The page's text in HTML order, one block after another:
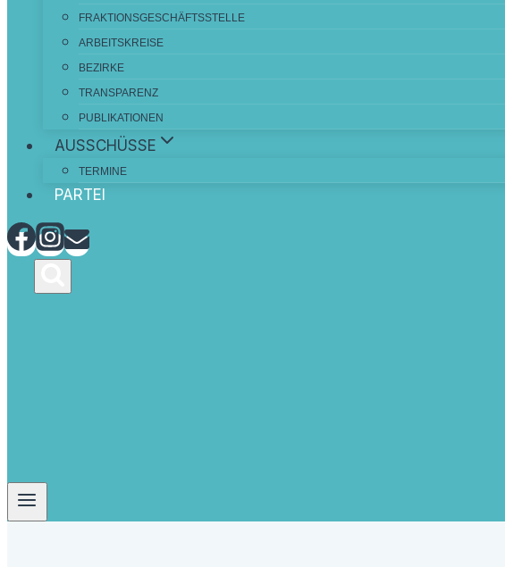
FRAKTIONSGESCHÄFTSSTELLE
ARBEITSKREISE
BEZIRKE
TRANSPARENZ
PUBLIKATIONEN
AUSSCHÜSSE
TERMINE
PARTEI